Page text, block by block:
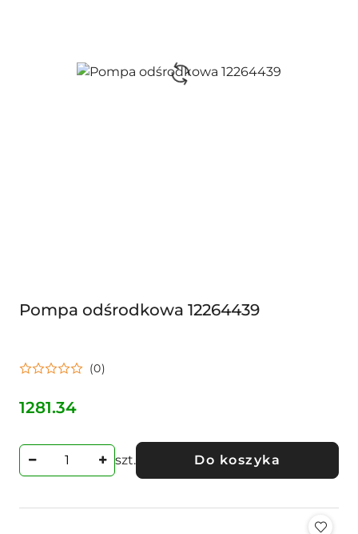
Pompa odśrodkowa 12264439
(0)
Cena:
1281.34
szt. Do koszyka